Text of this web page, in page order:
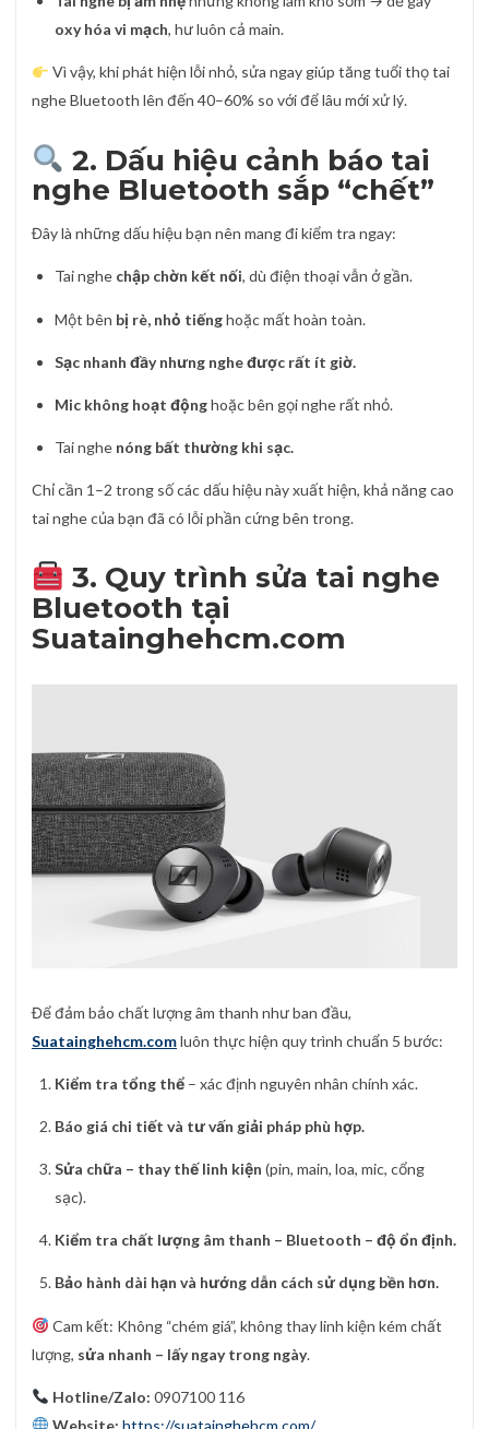
oxy hóa vi mạch, hư luôn cả main.
Vì vậy, khi phát hiện lỗi nhỏ, sửa ngay giúp tăng tuổi thọ tai
nghe Bluetooth lên đến 40–60% so với để lâu mới xử lý.
2. Dấu hiệu cảnh báo tai
nghe Bluetooth sắp “chết”
Đây là những dấu hiệu bạn nên mang đi kiểm tra ngay:
Tai nghe chập chờn kết nối, dù điện thoại vẫn ở gần.
Một bên bị rè, nhỏ tiếnghoặc mất hoàn toàn.
Sạc nhanh đầy nhưng nghe được rất ít giờ.
Mic không hoạt độnghoặc bên gọi nghe rất nhỏ.
Tai nghe nóng bất thường khi sạc.
Chỉ cần 1–2 trong số các dấu hiệu này xuất hiện, khả năng cao
tai nghe của bạn đã có lỗi phần cứng bên trong.
3. Quy trình sửa tai nghe
Bluetooth tại
Suatainghehcm.com
Để đảm bảo chất lượng âm thanh như ban đầu,
Suatainghehcm.comluôn thực hiện quy trình chuẩn 5 bước:
Kiểm tra tổng thể – xác định nguyên nhân chính xác.
Báo giá chi tiết và tư vấn giải pháp phù hợp.
Sửa chữa – thay thế linh kiện (pin, main, loa, mic, cổng
sạc).
Kiểm tra chất lượng âm thanh – Bluetooth – độ ổn định.
Bảo hành dài hạn và hướng dẫn cách sử dụng bền hơn.
Cam kết: Không “chém giá”, không thay linh kiện kém chất
lượng, sửa nhanh – lấy ngay trong ngày.
Hotline/Zalo: 0907100 116
Website: https://suatainghehcm.com/